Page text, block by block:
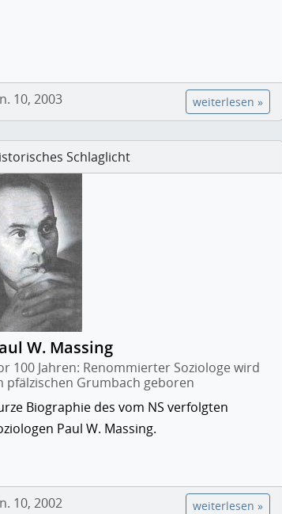
10, 2003 weiterlesen »
Schlaglicht
W. Massing
100 Jahren: Renommierter Soziologe wird
pfälzischen Grumbach geboren
Biographie des vom NS verfolgten
Paul W. Massing.
10, 2002 weiterlesen »